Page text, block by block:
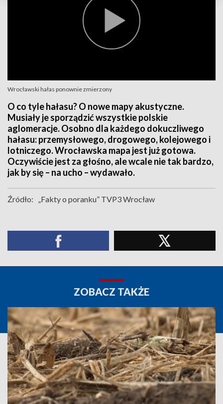
Wrocławski hałas ponownie zmierzony
O co tyle hałasu? O nowe mapy akustyczne.
Musiały je sporządzić wszystkie polskie
aglomeracje. Osobno dla każdego dokuczliwego
hałasu: przemysłowego, drogowego, kolejowego i
lotniczego. Wrocławska mapa jest już gotowa.
Oczywiście jest za głośno, ale wcale nie tak bardzo,
jak by się – na ucho – wydawało.
Źródło: „Fakty o poranku” TVP3 Wrocław
ZOBACZ TAKŻE